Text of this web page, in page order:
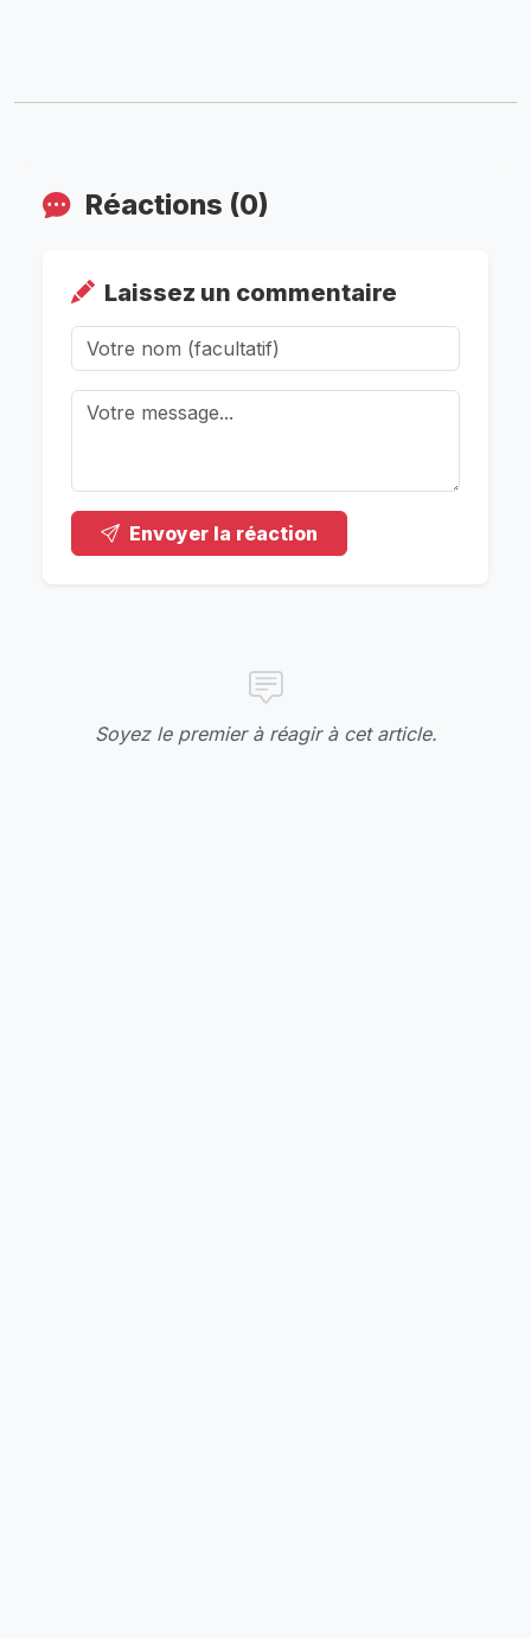
Réactions (0)
Laissez un commentaire
Envoyer la réaction
Soyez le premier à réagir à cet article.